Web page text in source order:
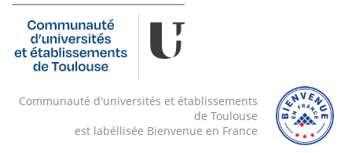
Communauté d'universités et établissements
de Toulouse
est labéllisée Bienvenue en France